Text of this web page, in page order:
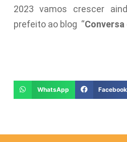
2023 vamos crescer
prefeito ao blog “
WhatsApp Facebook